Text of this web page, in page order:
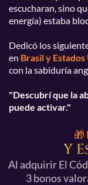
escucharan, sino
energía) estaba
Dedicó los
en Brasil y
con la sabiduría
"Descubrí que la
puede activar."
🎁
Y
Al adquirir El
3 bonos